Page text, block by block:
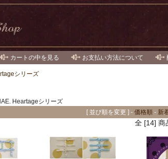
カートの中を見る お支払い方法について
シリーズ
Heartageシリーズ
[ 並び順を変更 ] - 価格順 - 新
全 [14]